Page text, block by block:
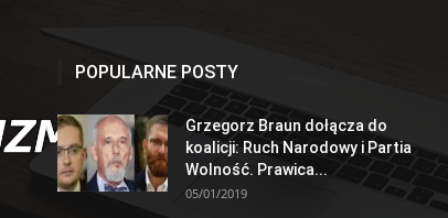
POPULARNE POSTY
Grzegorz Braun dołącza do
koalicji: Ruch Narodowy i Partia
Wolność. Prawica...
05/01/2019